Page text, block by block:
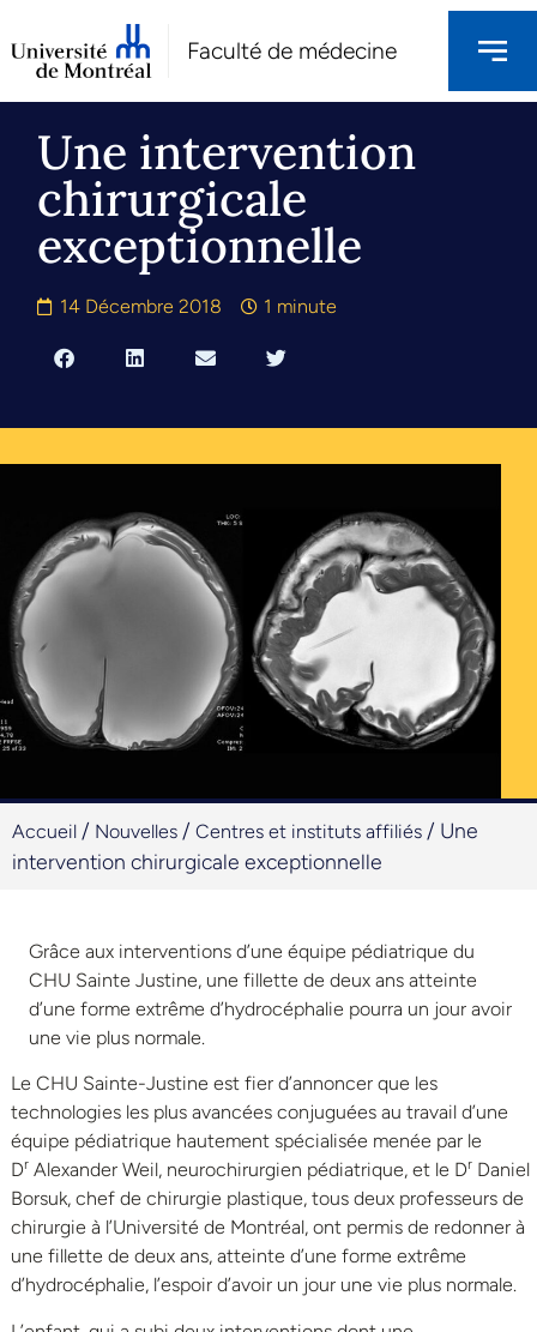
Faculté de médecine
Une intervention
chirurgicale
exceptionnelle
14 Décembre 2018 1 minute
Accueil / Nouvelles / Centres et instituts affiliés / Une
intervention chirurgicale exceptionnelle
Grâce aux interventions d’une équipe pédiatrique du
CHU Sainte Justine, une fillette de deux ans atteinte
d’une forme extrême d’hydrocéphalie pourra un jour avoir
une vie plus normale.
Le CHU Sainte-Justine est fier d’annoncer que les
technologies les plus avancées conjuguées au travail d’une
équipe pédiatrique hautement spécialisée menée par le
Dr Alexander Weil, neurochirurgien pédiatrique, et le Dr Daniel
Borsuk, chef de chirurgie plastique, tous deux professeurs de
chirurgie à l’Université de Montréal, ont permis de redonner à
une fillette de deux ans, atteinte d’une forme extrême
d’hydrocéphalie, l’espoir d’avoir un jour une vie plus normale.